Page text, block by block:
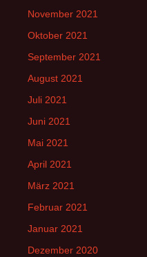
November 2021
Oktober 2021
September 2021
August 2021
Juli 2021
Juni 2021
Mai 2021
April 2021
März 2021
Februar 2021
Januar 2021
Dezember 2020